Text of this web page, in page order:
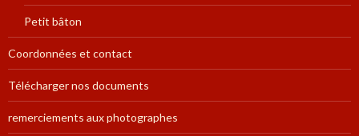
Petit bâton
Coordonnées et contact
Télécharger nos documents
remerciements aux photographes